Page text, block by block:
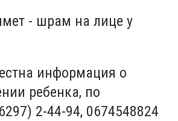
- шрам на лице у
информация о
ребенка, по
2-44-94, 0674548824